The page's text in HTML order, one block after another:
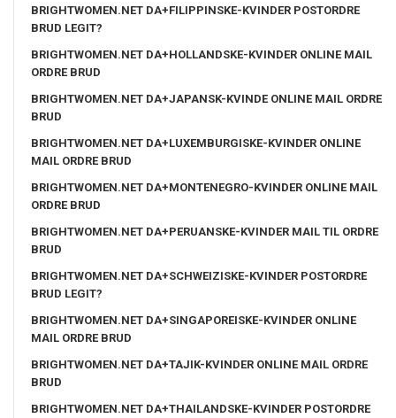
BRIGHTWOMEN.NET DA+FILIPPINSKE-KVINDER POSTORDRE
BRUD LEGIT?
BRIGHTWOMEN.NET DA+HOLLANDSKE-KVINDER ONLINE MAIL
ORDRE BRUD
BRIGHTWOMEN.NET DA+JAPANSK-KVINDE ONLINE MAIL ORDRE
BRUD
BRIGHTWOMEN.NET DA+LUXEMBURGISKE-KVINDER ONLINE
MAIL ORDRE BRUD
BRIGHTWOMEN.NET DA+MONTENEGRO-KVINDER ONLINE MAIL
ORDRE BRUD
BRIGHTWOMEN.NET DA+PERUANSKE-KVINDER MAIL TIL ORDRE
BRUD
BRIGHTWOMEN.NET DA+SCHWEIZISKE-KVINDER POSTORDRE
BRUD LEGIT?
BRIGHTWOMEN.NET DA+SINGAPOREISKE-KVINDER ONLINE
MAIL ORDRE BRUD
BRIGHTWOMEN.NET DA+TAJIK-KVINDER ONLINE MAIL ORDRE
BRUD
BRIGHTWOMEN.NET DA+THAILANDSKE-KVINDER POSTORDRE